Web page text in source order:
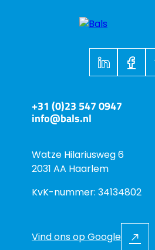
+31 (0)23 547 0947
info@bals.nl
Watze Hilariusweg 6
2031 AA Haarlem
KvK-nummer: 34134802
Vind ons op Google